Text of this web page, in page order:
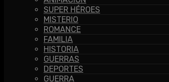
SUPER HÉROES
MISTERIO
ROMANCE
FAMILIA
HISTORIA
GUERRAS
DEPORTES
GUERRA